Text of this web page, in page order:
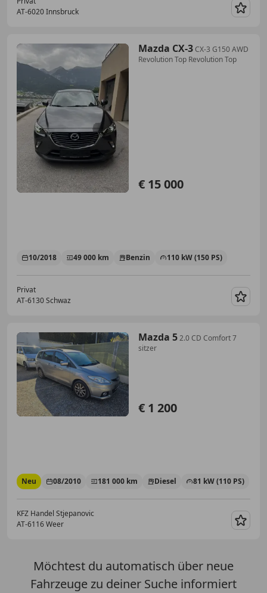
AT-6020 Innsbruck
Mazda CX-3CX-3 G150 AWD
Revolution Top Revolution Top
€ 15 000
10/2018 49 000 km Benzin 110 kW (150 PS)
Privat
AT-6130 Schwaz
Mazda 52.0 CD Comfort 7
sitzer
€ 1 200
Neu 08/2010 181 000 km Diesel 81 kW (110 PS)
KFZ Handel Stjepanovic
AT-6116 Weer
Möchtest du automatisch über neue
Fahrzeuge zu deiner Suche informiert